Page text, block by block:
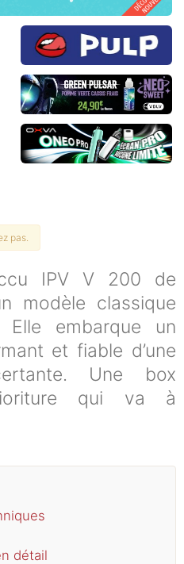
pas.
IPV V 200 de
modèle classique
embarque un
et fiable d’une
Une box
qui va à
détail